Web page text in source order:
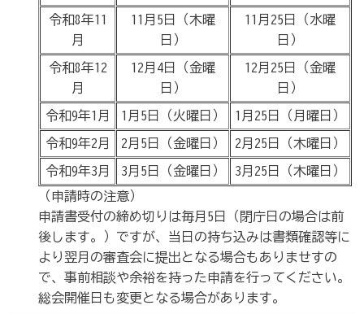
令和8年11
月
11月5日（木曜
日）
11月25日（水曜
日）
令和8年12
月
12月4日（金曜
日）
12月25日（金曜
日）
令和9年1月 1月5日（火曜日） 1月25日（月曜日）
令和9年2月 2月5日（金曜日） 2月25日（木曜日）
令和9年3月 3月5日（金曜日）
3月25日（木曜日）
（申請時の注意）
申請書受付の締め切りは毎月5日（閉庁日の場合は前
後します。）ですが、当日の持ち込みは書類確認等に
より翌月の審査会に提出となる場合もありませすの
で、事前相談や余裕を持った申請を行ってください。
総会開催日も変更となる場合があります。